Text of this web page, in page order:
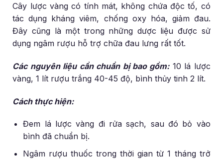
Cây lược vàng có tính mát, không chứa độc tố, có
tác dụng kháng viêm, chống oxy hóa, giảm đau.
Đây cũng là một trong những dược liệu được sử
dụng ngâm rượu hỗ trợ chữa đau lưng rất tốt.
Các nguyên liệu cần chuẩn bị bao gồm:10 lá lược
vàng, 1 lít rượu trắng 40-45 độ, bình thủy tinh 2 lít.
Cách thực hiện:
Đem lá lược vàng đi rửa sạch, sau đó bỏ vào
bình đã chuẩn bị.
Ngâm rượu thuốc trong thời gian từ 1 tháng trở